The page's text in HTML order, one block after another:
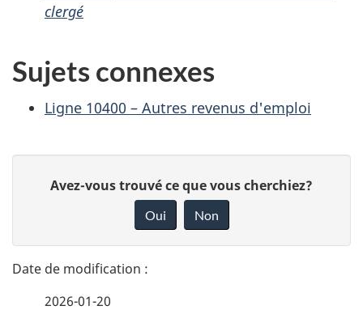
clergé
Sujets connexes
Ligne 10400 – Autres revenus d'emploi
t
a
n
Avez-vous trouvé ce que vous cherchiez?
Oui Non
2026-01-20